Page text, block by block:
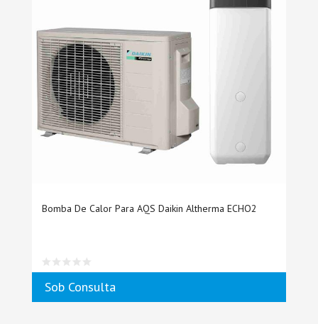
Bomba De Calor Para AQS Daikin Altherma ECHO2
Sob Consulta